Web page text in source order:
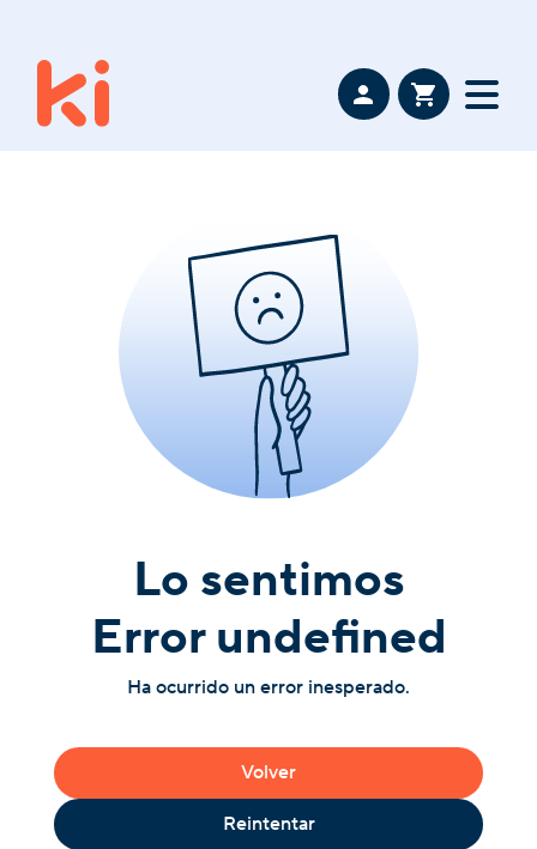
Lo sentimos
Error undefined
Ha ocurrido un error inesperado.
Volver
Reintentar